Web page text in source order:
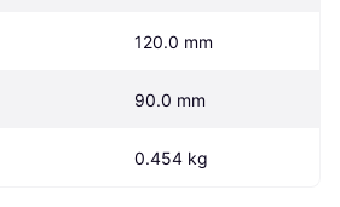
120.0 mm
90.0 mm
0.454 kg